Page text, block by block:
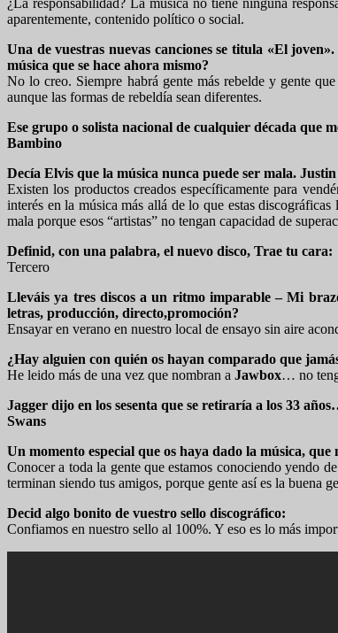
aparentemente, contenido político o social.
Una de vuestras nuevas canciones se titula «El
música que se hace ahora mismo?
No lo creo. Siempre habrá gente más rebelde y gente
aunque las formas de rebeldía sean diferentes.
Ese grupo o solista nacional de cualquier década que
Bambino
Decía Elvis que la música nunca puede ser mala.
Existen los productos creados específicamente para
interés en la música más allá de lo que estas
mala porque esos “artistas” no tengan capacidad de
Definid, con una palabra, el nuevo disco, Trae tu cara:
Tercero
Lleváis ya tres discos a un ritmo imparable – Mi
letras, producción, directo,promoción?
Ensayar en verano en nuestro local de ensayo sin aire
¿Hay alguien con quién os hayan comparado que
He leido más de una vez que nombran a Jawbox… no
Jagger dijo en los sesenta que se retiraría a los 33
Swans
Un momento especial que os haya dado la música,
Conocer a toda la gente que estamos conociendo yendo
terminan siendo tus amigos, porque gente así es la buena
Decid algo bonito de vuestro sello discográfico:
Confiamos en nuestro sello al 100%. Y eso es lo más